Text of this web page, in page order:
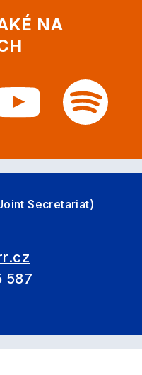
NA
Secretariat)
587